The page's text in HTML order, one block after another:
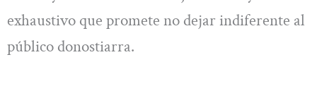
exhaustivo que promete no dejar indiferente al
público donostiarra.